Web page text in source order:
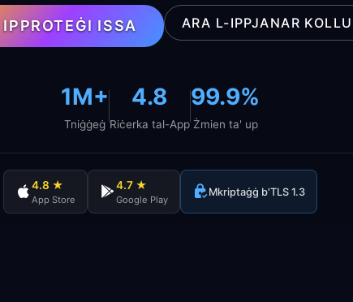
IPPROTEĠI ISSA ARA L-IPPJANAR KOLLU
1M+
Tniġġeġ
4.8
Riċerka tal-App
99.9%
Żmien ta' up
4.8 ★
App Store
4.7 ★
Google Play
Mkriptaġġ b'TLS 1.3